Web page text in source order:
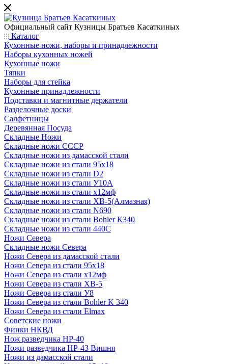
Официальный сайт Кузницы Братьев Касаткиных
Каталог
Кухонные ножи, наборы и принадлежности
Наборы кухонных ножей
Кухонные ножи
Тяпки
Наборы для стейка
Кухонные принадлежности
Подставки и магнитные держатели
Разделочные доски
Салфетницы
Деревянная Посуда
Складные Ножи
Cкладные ножи СССР
Складные ножи из дамасской стали
Складные ножи из стали 95х18
Складные ножи из стали D2
Складные ножи из стали У10А
Складные ножи из стали х12мф
Складные ножи из стали ХВ-5(Алмазная)
Складные ножи из стали N690
Складные ножи из стали Bohler К340
Складные ножи из стали 440С
Ножи Севера
Складные ножи Севера
Ножи Севера из дамасской стали
Ножи Севера из стали 95х18
Ножи Севера из стали х12мф
Ножи Севера из стали ХВ-5
Ножи Севера из стали У8
Ножи Севера из стали Bohler K 340
Ножи Севера из стали Elmax
Советские ножи
Финки НКВД
Нож разведчика НР-40
Ножи разведчика НР-43 Вишня
Ножи из дамасской стали